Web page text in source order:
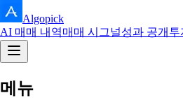
Algopick
AI 매매 내역매매 시그널성과 공개 투
메뉴